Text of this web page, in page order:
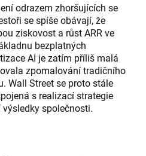
odrazem zhoršujících se
se spíše obávají, že
ziskovost a růst ARR ve
bezplatných
AI je zatím příliš malá
zpomalování tradičního
Wall Street se proto stále
s realizací strategie
společnosti.